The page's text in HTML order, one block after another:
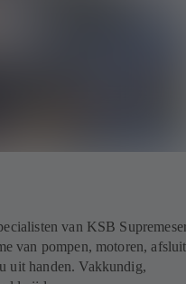
van KSB
van pompen, motoren,
uit handen. Vakkundig,